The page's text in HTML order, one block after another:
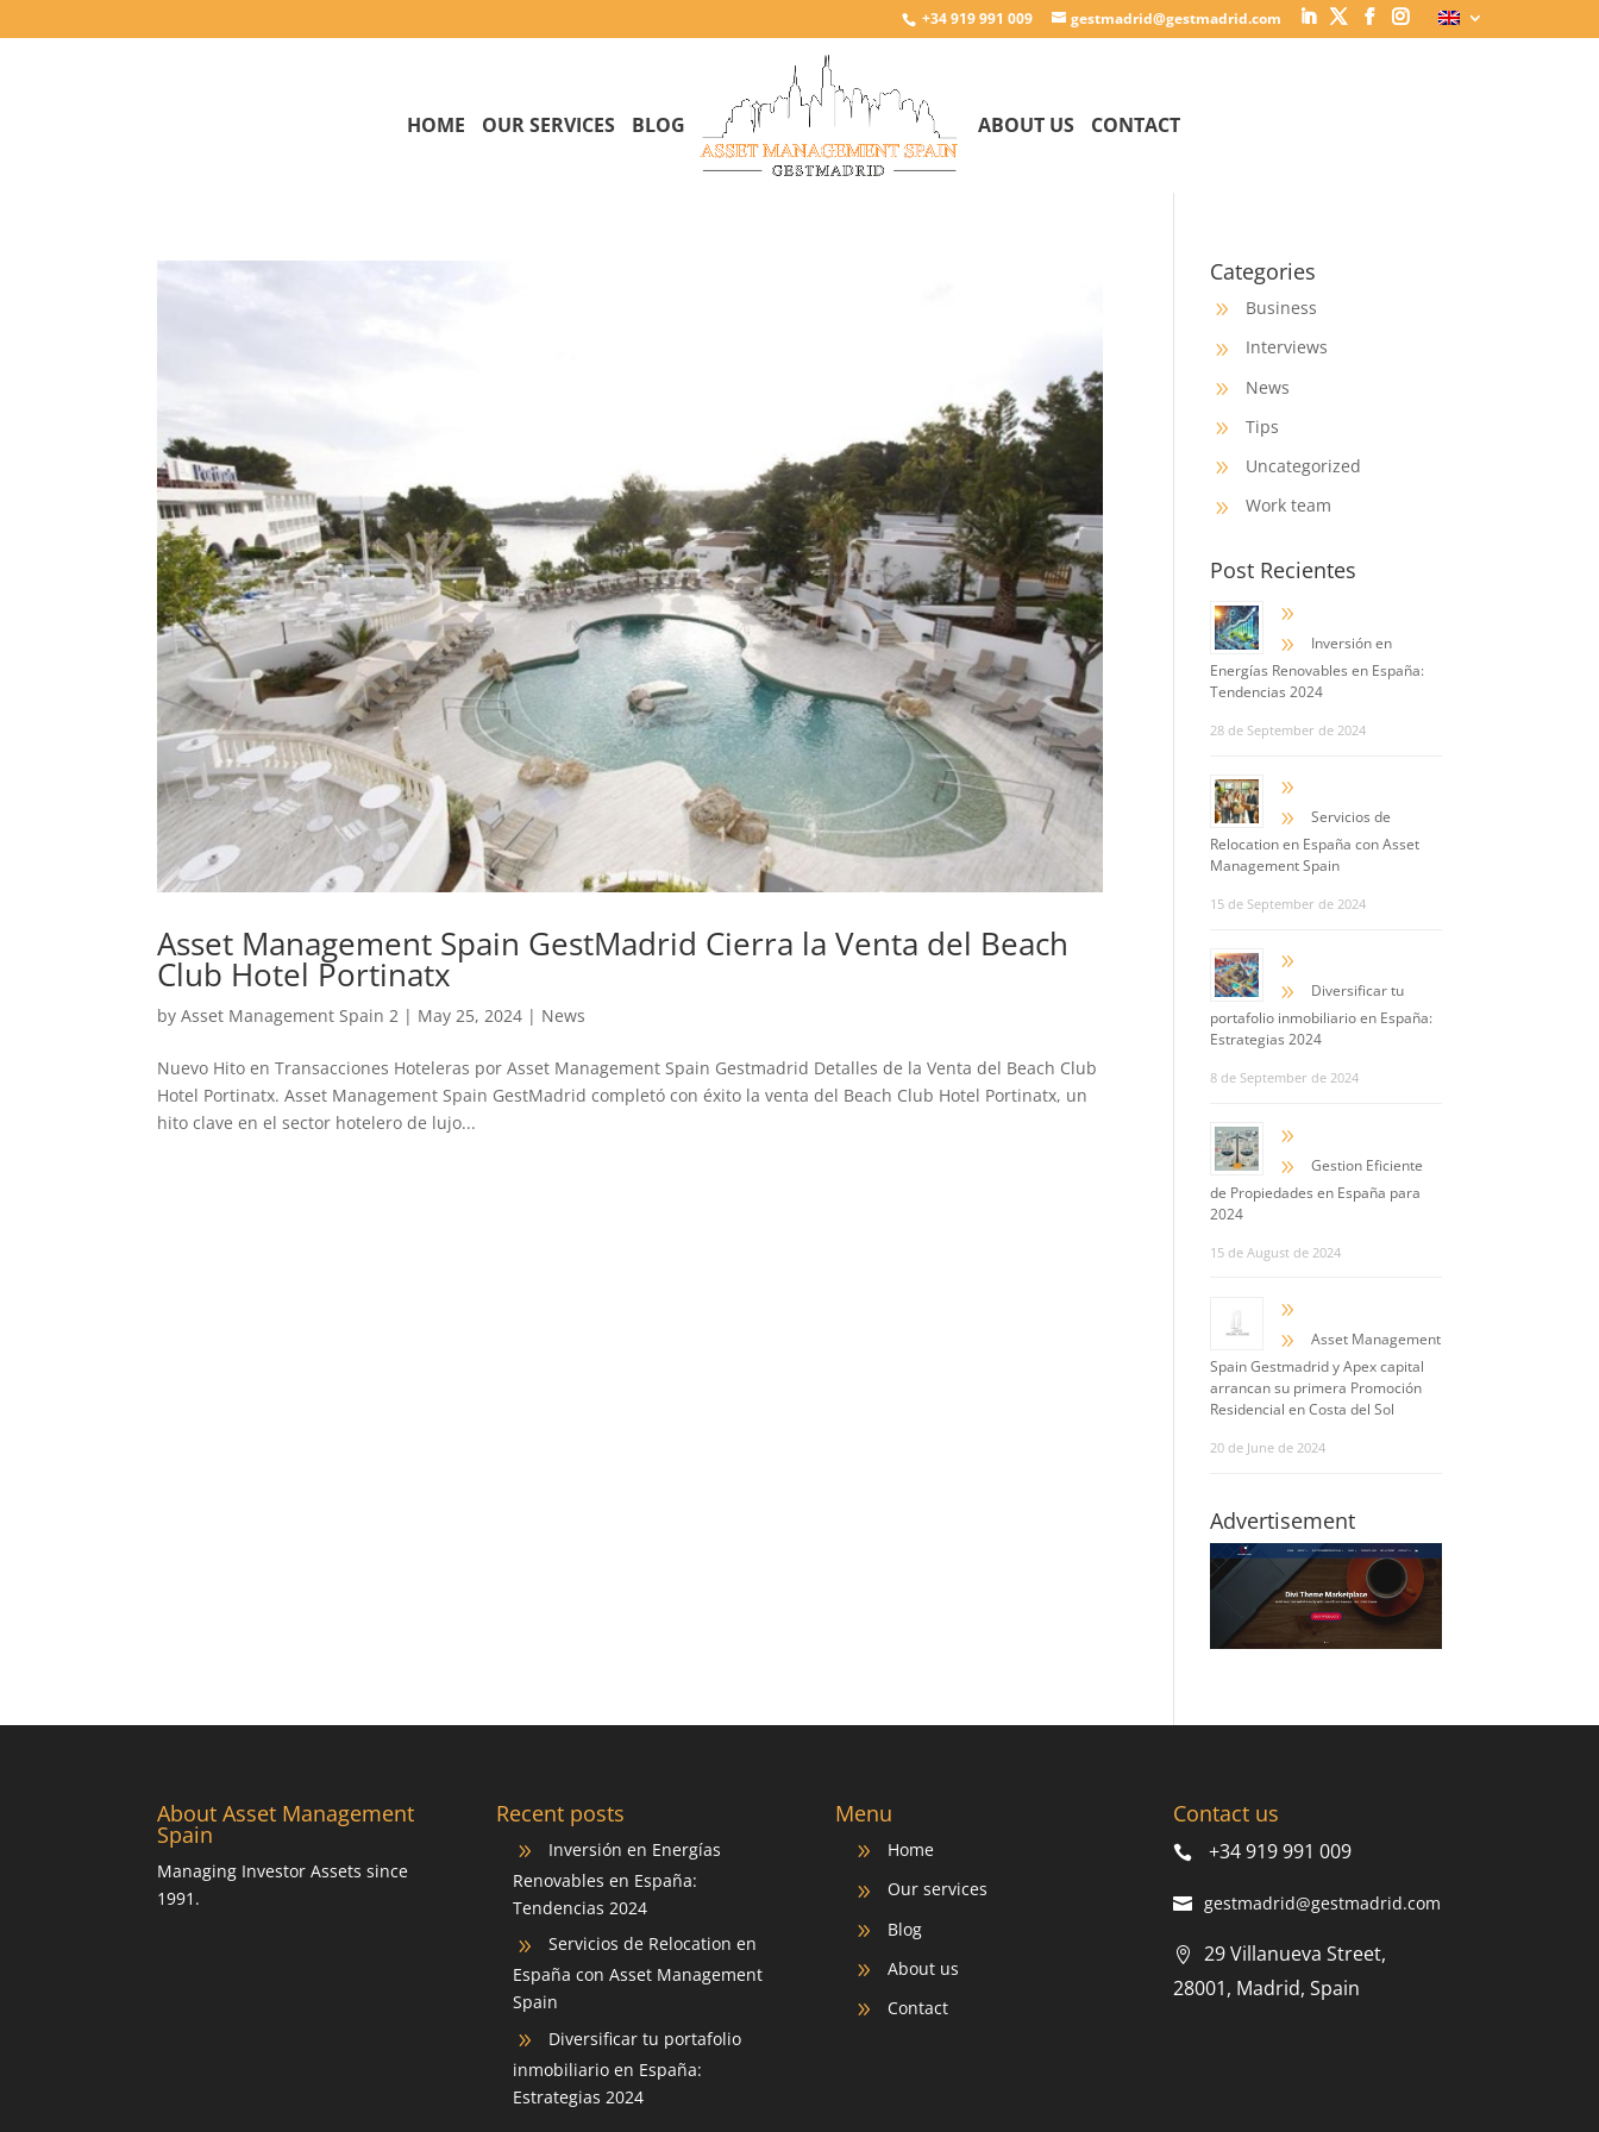
+34 919 991 009 gestmadrid@gestmadrid.com
HOME OUR SERVICES BLOG ABOUT US CONTACT
Asset Management Spain GestMadrid Cierra la Venta del Beach
Club Hotel Portinatx
by Asset Management Spain 2 | May 25, 2024 | News
Nuevo Hito en Transacciones Hoteleras por Asset Management Spain Gestmadrid Detalles de la Venta del Beach Club
Hotel Portinatx. Asset Management Spain GestMadrid completó con éxito la venta del Beach Club Hotel Portinatx, un
hito clave en el sector hotelero de lujo...
Categories
9 Business
9 Interviews
9 News
9 Tips
9 Uncategorized
9 Work team
Post Recientes
9
9
Inversión en
Energías Renovables en España:
Tendencias 2024
28 de September de 2024
9
9
Servicios de
Relocation en España con Asset
Management Spain
15 de September de 2024
9
9
Diversificar tu
portafolio inmobiliario en España:
Estrategias 2024
8 de September de 2024
9
9
Gestion Eficiente
de Propiedades en España para
2024
15 de August de 2024
9
9
Asset Management
Spain Gestmadrid y Apex capital
arrancan su primera Promoción
Residencial en Costa del Sol
20 de June de 2024
Advertisement
About Asset Management
Spain
Managing Investor Assets since
1991.
Recent posts
9
Inversión en Energías
Renovables en España:
Tendencias 2024
9
Servicios de Relocation en
España con Asset Management
Spain
9
Diversificar tu portafolio
inmobiliario en España:
Estrategias 2024
Menu
9 Home
9 Our services
9 Blog
9 About us
9 Contact
Contact us
+34 919 991 009
gestmadrid@gestmadrid.com
29 Villanueva Street,
28001, Madrid, Spain